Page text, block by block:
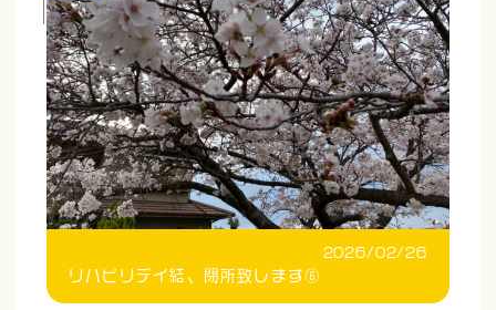
2026/02/26
リハビリデイ結、閉所致します⑥